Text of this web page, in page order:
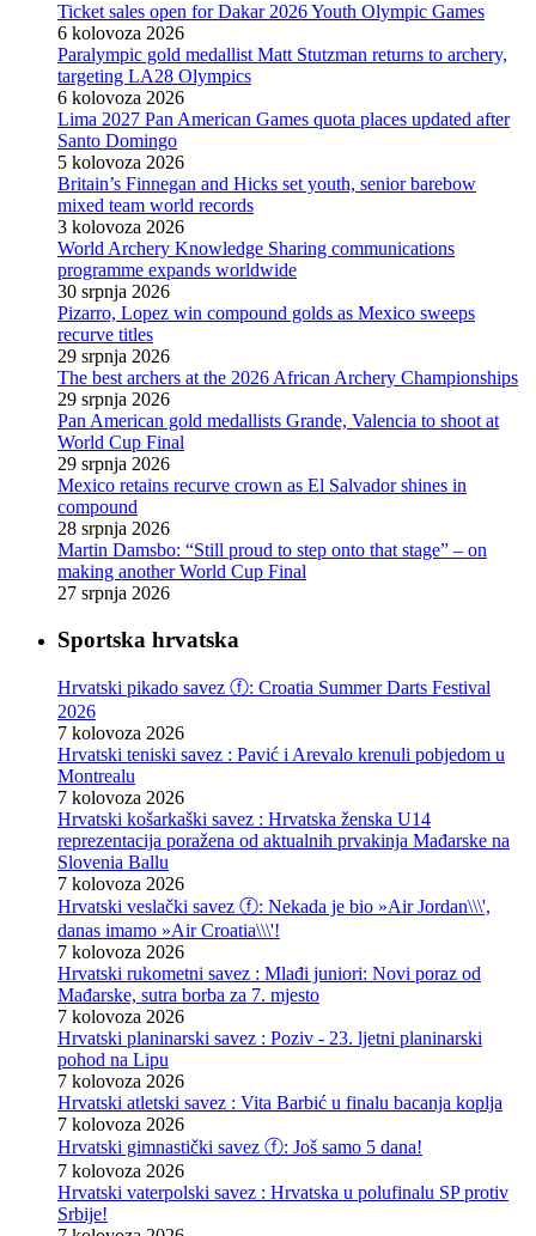
Ticket sales open for Dakar 2026 Youth Olympic Games
6 kolovoza 2026
Paralympic gold medallist Matt Stutzman returns to archery,
targeting LA28 Olympics
6 kolovoza 2026
Lima 2027 Pan American Games quota places updated after
Santo Domingo
5 kolovoza 2026
Britain’s Finnegan and Hicks set youth, senior barebow
mixed team world records
3 kolovoza 2026
World Archery Knowledge Sharing communications
programme expands worldwide
30 srpnja 2026
Pizarro, Lopez win compound golds as Mexico sweeps
recurve titles
29 srpnja 2026
The best archers at the 2026 African Archery Championships
29 srpnja 2026
Pan American gold medallists Grande, Valencia to shoot at
World Cup Final
29 srpnja 2026
Mexico retains recurve crown as El Salvador shines in
compound
28 srpnja 2026
Martin Damsbo: “Still proud to step onto that stage” – on
making another World Cup Final
27 srpnja 2026
Sportska hrvatska
Hrvatski pikado savez ⓕ: Croatia Summer Darts Festival
2026
7 kolovoza 2026
Hrvatski teniski savez : Pavić i Arevalo krenuli pobjedom u
Montrealu
7 kolovoza 2026
Hrvatski košarkaški savez : Hrvatska ženska U14
reprezentacija poražena od aktualnih prvakinja Mađarske na
Slovenia Ballu
7 kolovoza 2026
Hrvatski veslački savez ⓕ: Nekada je bio »Air Jordan\\\',
danas imamo »Air Croatia\\\'!
7 kolovoza 2026
Hrvatski rukometni savez : Mlađi juniori: Novi poraz od
Mađarske, sutra borba za 7. mjesto
7 kolovoza 2026
Hrvatski planinarski savez : Poziv - 23. ljetni planinarski
pohod na Lipu
7 kolovoza 2026
Hrvatski atletski savez : Vita Barbić u finalu bacanja koplja
7 kolovoza 2026
Hrvatski gimnastički savez ⓕ: Još samo 5 dana!
7 kolovoza 2026
Hrvatski vaterpolski savez : Hrvatska u polufinalu SP protiv
Srbije!